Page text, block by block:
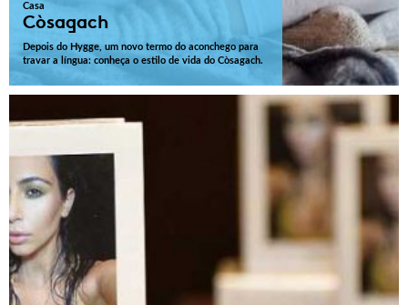
Casa
Còsagach
Depois do Hygge, um novo termo do aconchego para
travar a língua: conheça o estilo de vida do Còsagach.